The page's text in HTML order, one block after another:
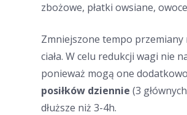
zbożowe, płatki owsiane,
Zmniejszone tempo przemiany
ciała. W celu redukcji wagi nie
ponieważ mogą one
posiłków dziennie (3
dłuższe niż 3-4h.